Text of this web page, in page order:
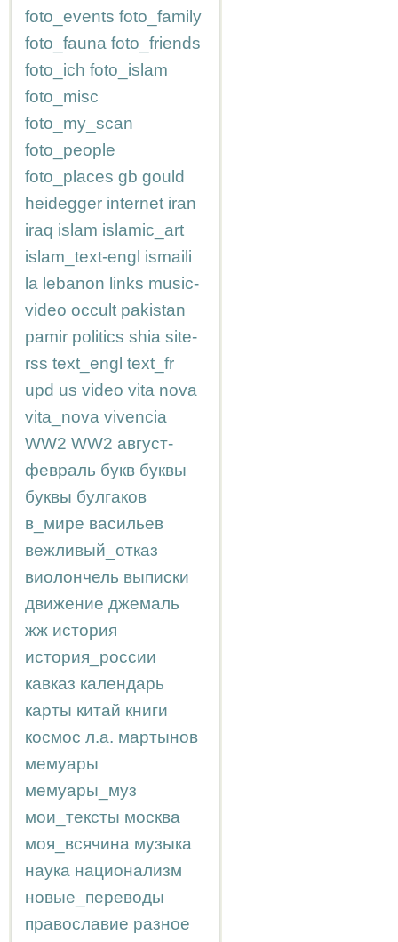
foto_events foto_family
foto_fauna foto_friends
foto_ich foto_islam
foto_misc
foto_my_scan
foto_people
foto_places gb gould
heidegger internet iran
iraq islam islamic_art
islam_text-engl ismaili
la lebanon links music-
video occult pakistan
pamir politics shia site-
rss text_engl text_fr
upd us video vita nova
vita_nova vivencia
WW2 WW2 август-
февраль букв буквы
буквы булгаков
в_мире васильев
вежливый_отказ
виолончель выписки
движение джемаль
жж история
история_россии
кавказ календарь
карты китай книги
космос л.а. мартынов
мемуары
мемуары_муз
мои_тексты москва
моя_всячина музыка
наука национализм
новые_переводы
православие разное